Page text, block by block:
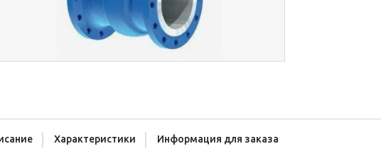
Характеристики Информация для заказа